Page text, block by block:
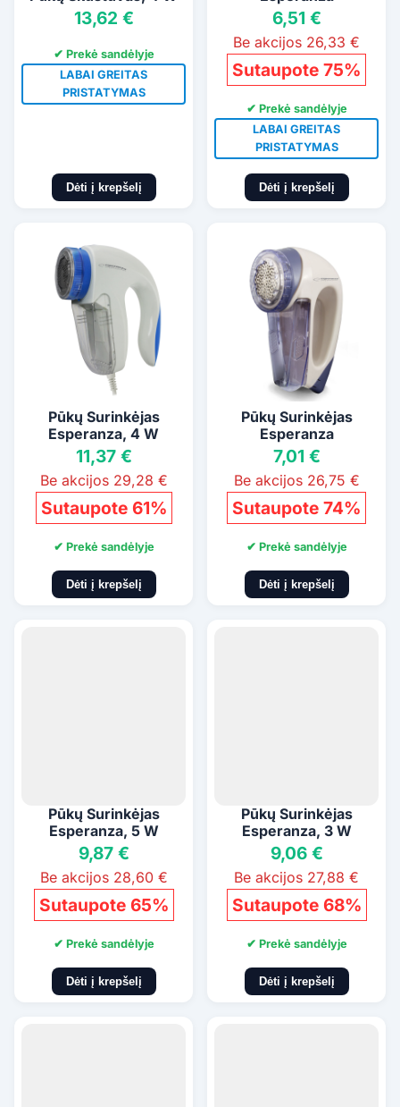
13,62 €
✔ Prekė sandėlyje
LABAI GREITAS
PRISTATYMAS
Dėti į krepšelį
6,51 €
Be akcijos 26,33 €
Sutaupote 75%
✔ Prekė sandėlyje
LABAI GREITAS
PRISTATYMAS
Dėti į krepšelį
Pūkų Surinkėjas
Esperanza, 4 W
11,37 €
Be akcijos 29,28 €
Sutaupote 61%
✔ Prekė sandėlyje
Dėti į krepšelį
Pūkų Surinkėjas
Esperanza
7,01 €
Be akcijos 26,75 €
Sutaupote 74%
✔ Prekė sandėlyje
Dėti į krepšelį
Pūkų Surinkėjas
Esperanza, 5 W
9,87 €
Be akcijos 28,60 €
Sutaupote 65%
✔ Prekė sandėlyje
Dėti į krepšelį
Pūkų Surinkėjas
Esperanza, 3 W
9,06 €
Be akcijos 27,88 €
Sutaupote 68%
✔ Prekė sandėlyje
Dėti į krepšelį